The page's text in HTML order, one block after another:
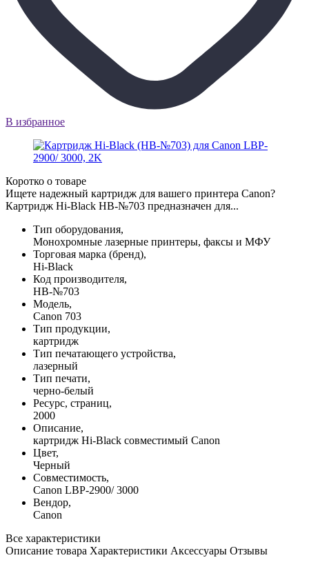
В избранное
Коротко о товаре
Ищете надежный картридж для вашего принтера Canon?
Картридж Hi-Black HB-№703 предназначен для...
Тип оборудования,
Монохромные лазерные принтеры, факсы и МФУ
Торговая марка (бренд),
Hi-Black
Код производителя,
HB-№703
Модель,
Canon 703
Тип продукции,
картридж
Тип печатающего устройства,
лазерный
Тип печати,
черно-белый
Ресурс, страниц,
2000
Описание,
картридж Hi-Black совместимый Canon
Цвет,
Черный
Совместимость,
Canon LBP-2900/ 3000
Вендор,
Canon
Все характеристики
Описание товара Характеристики Аксессуары Отзывы